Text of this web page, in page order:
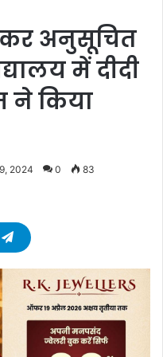
अनुसूचित
में दीदी
ने किया
2024 0 83